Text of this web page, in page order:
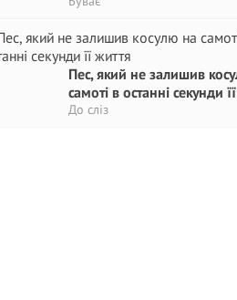
Пес, який не залишив
самоті в останні секунди
До сліз